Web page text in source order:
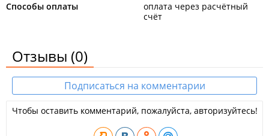
Способы оплаты
оплата через расчётный
счёт
Отзывы (0)
Подписаться на комментарии
Чтобы оставить комментарий, пожалуйста, авторизуйтесь!